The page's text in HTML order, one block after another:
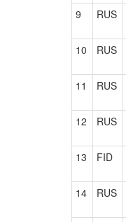
9 RUS
10 RUS
11 RUS
12 RUS
13 FID
14 RUS